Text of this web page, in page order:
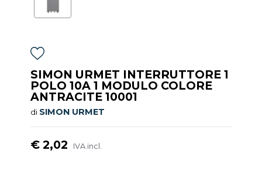
SIMON URMET INTERRUTTORE 1
POLO 10A 1 MODULO COLORE
ANTRACITE 10001
di SIMON URMET
€ 2,02 IVA incl.